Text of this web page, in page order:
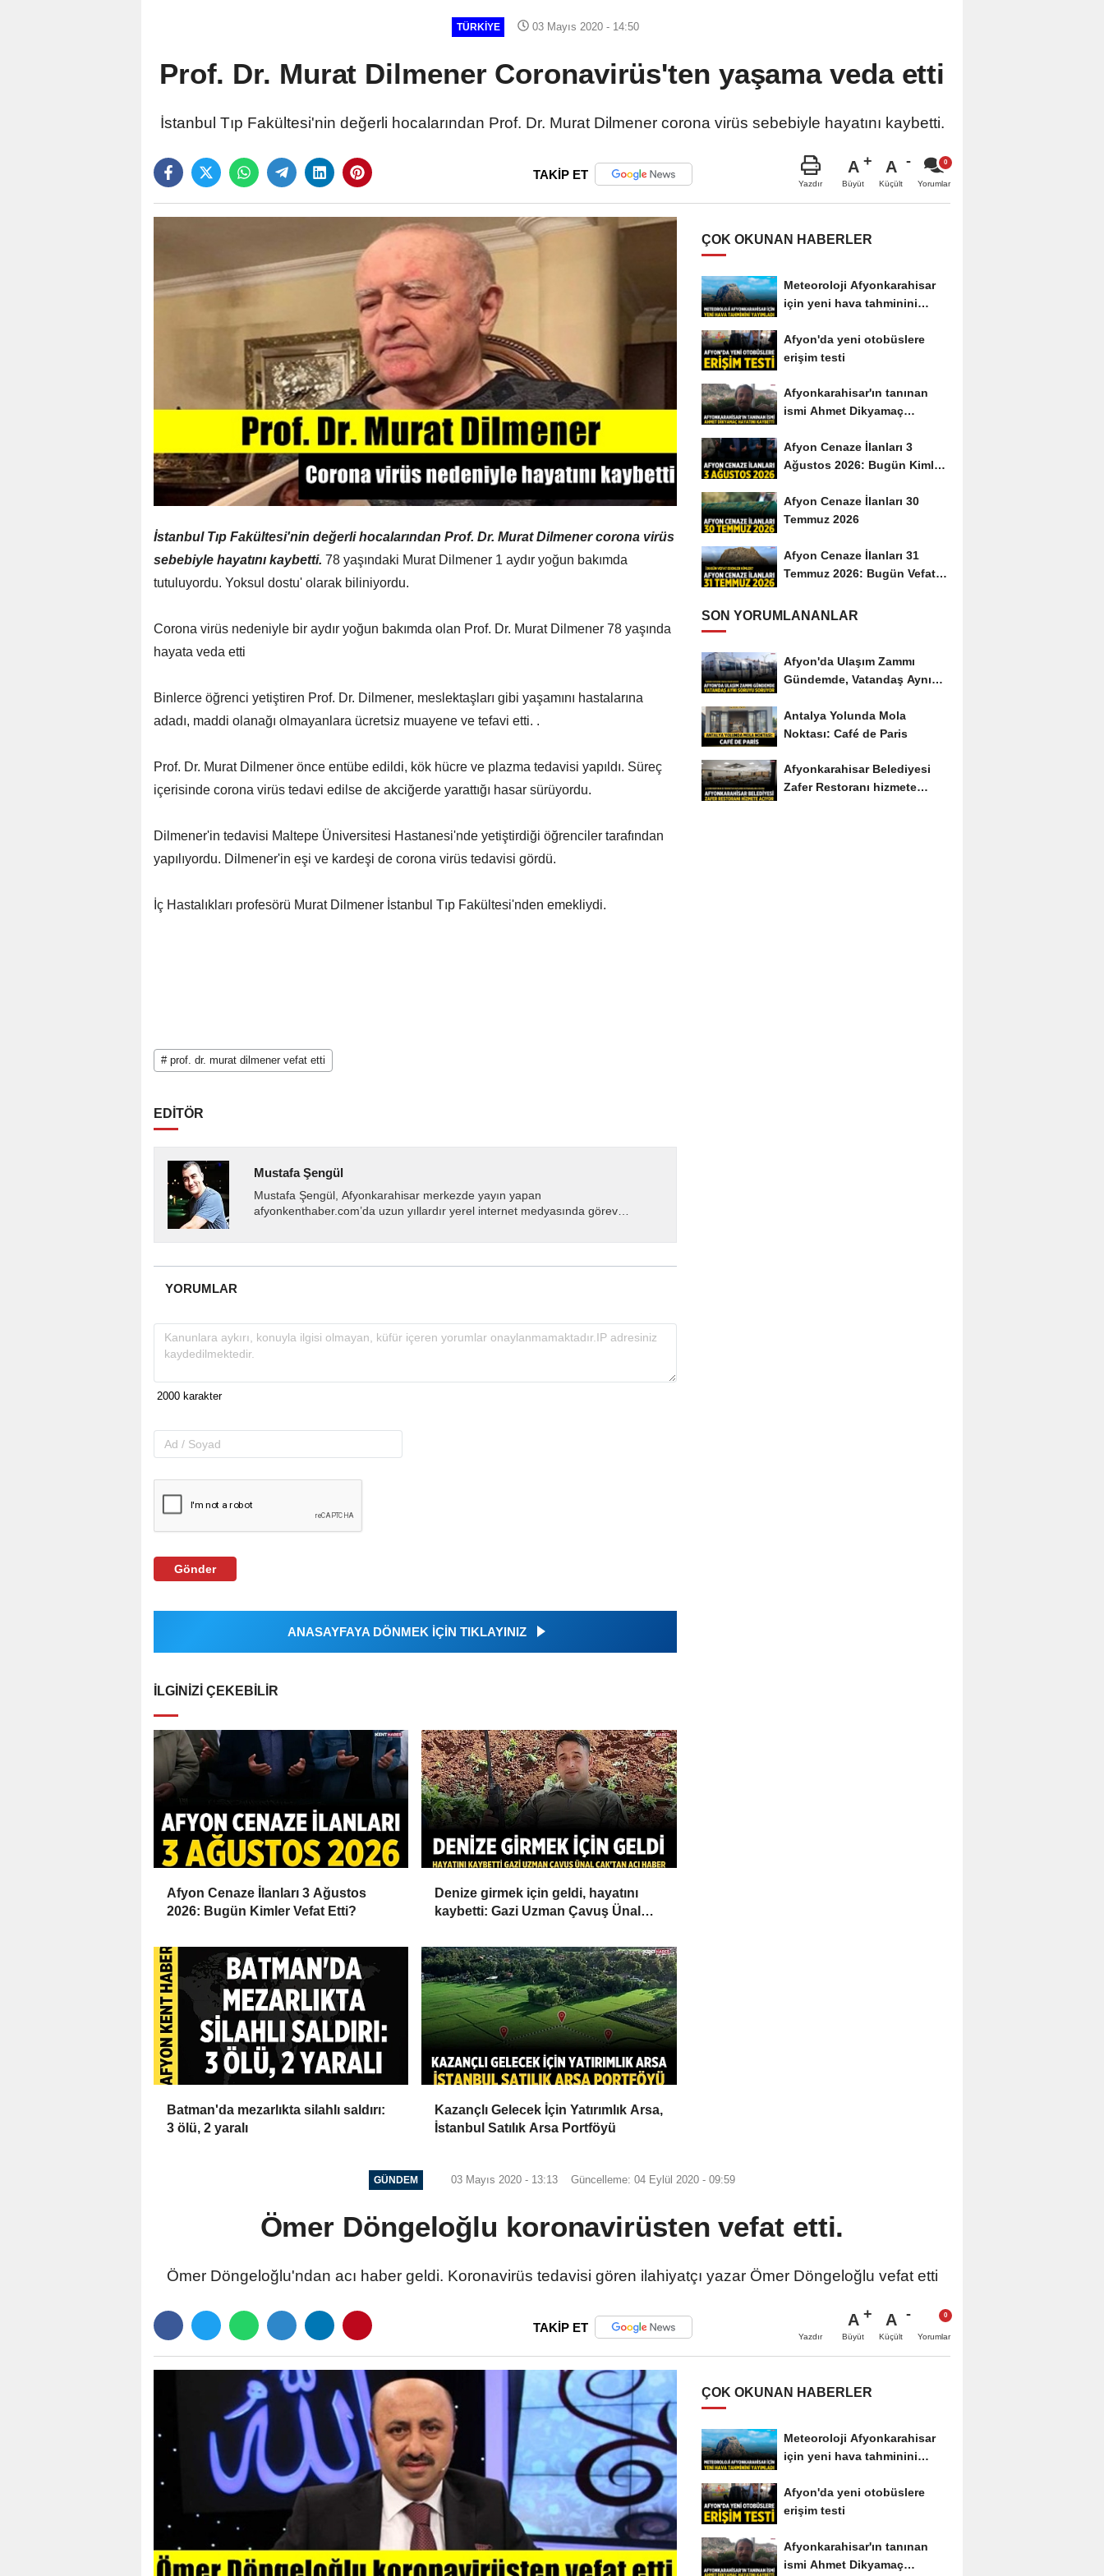
TÜRKIYE 03 Mayıs 2020 - 14:50
Prof. Dr. Murat Dilmener Coronavirüs'ten yaşama veda etti
İstanbul Tıp Fakültesi'nin değerli hocalarından Prof. Dr. Murat Dilmener corona virüs sebebiyle hayatını kaybetti.
TAKİP ET
Yazdır
A
Büyüt
A
Küçült Yorumlar
İstanbul Tıp Fakültesi'nin değerli hocalarından Prof. Dr. Murat Dilmener corona virüs
sebebiyle hayatını kaybetti. 78 yaşındaki Murat Dilmener 1 aydır yoğun bakımda
tutuluyordu. Yoksul dostu' olarak biliniyordu.
Corona virüs nedeniyle bir aydır yoğun bakımda olan Prof. Dr. Murat Dilmener 78 yaşında
hayata veda etti
Binlerce öğrenci yetiştiren Prof. Dr. Dilmener, meslektaşları gibi yaşamını hastalarına
adadı, maddi olanağı olmayanlara ücretsiz muayene ve tefavi etti. .
Prof. Dr. Murat Dilmener önce entübe edildi, kök hücre ve plazma tedavisi yapıldı. Süreç
içerisinde corona virüs tedavi edilse de akciğerde yarattığı hasar sürüyordu.
Dilmener'in tedavisi Maltepe Üniversitesi Hastanesi'nde yetiştirdiği öğrenciler tarafından
yapılıyordu. Dilmener'in eşi ve kardeşi de corona virüs tedavisi gördü.
İç Hastalıkları profesörü Murat Dilmener İstanbul Tıp Fakültesi'nden emekliydi.
# prof. dr. murat dilmener vefat etti
EDİTÖR
Mustafa Şengül
Mustafa Şengül, Afyonkarahisar merkezde yayın yapan
afyonkenthaber.com’da uzun yıllardır yerel internet medyasında görev
YORUMLAR
Gönder
ANASAYFAYA DÖNMEK İÇİN TIKLAYINIZ
İLGINIZI ÇEKEBILIR
Afyon Cenaze İlanları 3 Ağustos
2026: Bugün Kimler Vefat Etti?
Denize girmek için geldi, hayatını
kaybetti: Gazi Uzman Çavuş Ünal
Batman'da mezarlıkta silahlı saldırı:
3 ölü, 2 yaralı
Kazançlı Gelecek İçin Yatırımlık Arsa,
İstanbul Satılık Arsa Portföyü
ÇOK OKUNAN HABERLER
Meteoroloji Afyonkarahisar
için yeni hava tahminini
Afyon'da yeni otobüslere
erişim testi
Afyonkarahisar'ın tanınan
ismi Ahmet Dikyamaç
Afyon Cenaze İlanları 3
Ağustos 2026: Bugün Kimler
Afyon Cenaze İlanları 30
Temmuz 2026
Afyon Cenaze İlanları 31
Temmuz 2026: Bugün Vefat
SON YORUMLANANLAR
Afyon'da Ulaşım Zammı
Gündemde, Vatandaş Aynı
Antalya Yolunda Mola
Noktası: Café de Paris
Afyonkarahisar Belediyesi
Zafer Restoranı hizmete
GÜNDEM 03 Mayıs 2020 - 13:13 Güncelleme: 04 Eylül 2020 - 09:59
Ömer Döngeloğlu koronavirüsten vefat etti.
Ömer Döngeloğlu'ndan acı haber geldi. Koronavirüs tedavisi gören ilahiyatçı yazar Ömer Döngeloğlu vefat etti
TAKİP ET
Yazdır
A
Büyüt
A
Küçült Yorumlar
ÇOK OKUNAN HABERLER
Meteoroloji Afyonkarahisar
için yeni hava tahminini
Afyon'da yeni otobüslere
erişim testi
Afyonkarahisar'ın tanınan
ismi Ahmet Dikyamaç